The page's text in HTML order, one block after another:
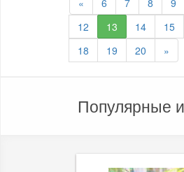
« 6 7 8 9
12
13 14 15
18
19 20 »
Популярные